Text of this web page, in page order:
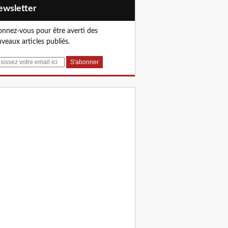
vous pour être averti des
articles publiés.